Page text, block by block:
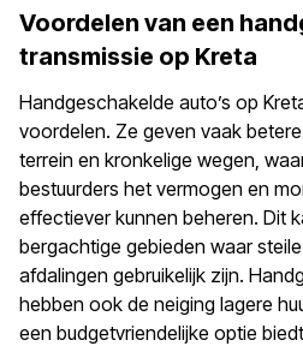
Voordelen van een
transmissie op Kreta
Handgeschakelde auto’s op
voordelen. Ze geven vaak
terrein en kronkelige wegen,
bestuurders het vermogen en
effectiever kunnen beheren. Dit
bergachtige gebieden waar
afdalingen gebruikelijk zijn.
hebben ook de neiging lagere
een budgetvriendelijke optie